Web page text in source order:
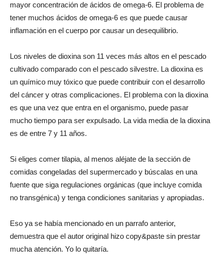
mayor concentración de ácidos de omega-6. El problema de
tener muchos ácidos de omega-6 es que puede causar
inflamación en el cuerpo por causar un desequilibrio.
Los niveles de dioxina son 11 veces más altos en el pescado
cultivado comparado con el pescado silvestre. La dioxina es
un químico muy tóxico que puede contribuir con el desarrollo
del cáncer y otras complicaciones. El problema con la dioxina
es que una vez que entra en el organismo, puede pasar
mucho tiempo para ser expulsado. La vida media de la dioxina
es de entre 7 y 11 años.
Si eliges comer tilapia, al menos aléjate de la sección de
comidas congeladas del supermercado y búscalas en una
fuente que siga regulaciones orgánicas (que incluye comida
no transgénica) y tenga condiciones sanitarias y apropiadas.
Eso ya se había mencionado en un parrafo anterior,
demuestra que el autor original hizo copy&paste sin prestar
mucha atención. Yo lo quitaría.